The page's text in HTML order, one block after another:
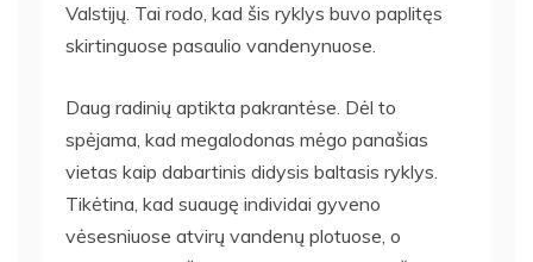
Valstijų. Tai rodo, kad šis ryklys buvo paplitęs
skirtinguose pasaulio vandenynuose.
Daug radinių aptikta pakrantėse. Dėl to
spėjama, kad megalodonas mėgo panašias
vietas kaip dabartinis didysis baltasis ryklys.
Tikėtina, kad suaugę individai gyveno
vėsesniuose atvirų vandenų plotuose, o